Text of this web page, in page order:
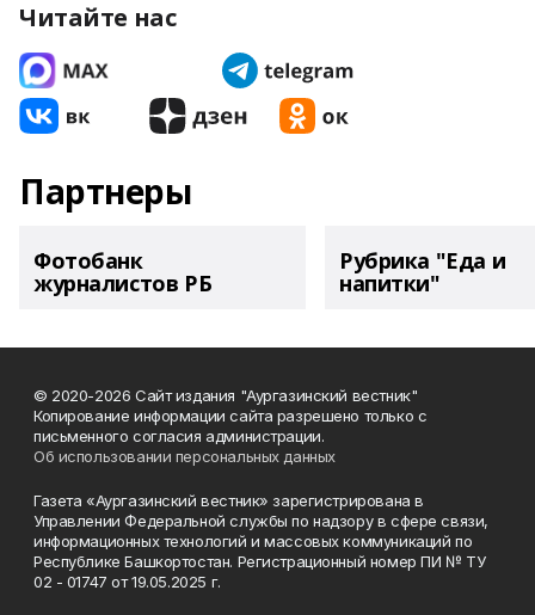
Читайте нас
Партнеры
Фотобанк
журналистов РБ
Рубрика "Еда и
напитки"
© 2020-2026 Сайт издания "Аургазинский вестник"
Копирование информации сайта разрешено только с
письменного согласия администрации.
Об использовании персональных данных
Газета «Аургазинский вестник» зарегистрирована в
Управлении Федеральной службы по надзору в сфере связи,
информационных технологий и массовых коммуникаций по
Республике Башкортостан. Регистрационный номер ПИ № ТУ
02 - 01747 от 19.05.2025 г.